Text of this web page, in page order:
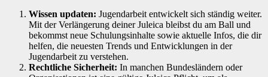
Wissen updaten: Jugendarbeit entwickelt sich ständig weiter.
Mit der Verlängerung deiner Juleica bleibst du am Ball und
bekommst neue Schulungsinhalte sowie aktuelle Infos, die dir
helfen, die neuesten Trends und Entwicklungen in der
Jugendarbeit zu verstehen.
Rechtliche Sicherheit: In manchen Bundesländern oder